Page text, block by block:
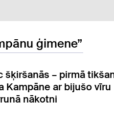
ģimene”
šķiršanās – pirmā
Kampāne ar bijušo vīru
nākotni